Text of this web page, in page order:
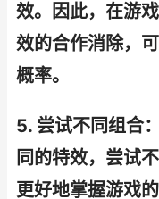
效。因此，在游
效的合作消除，
概率。
5. 尝试不同组合
同的特效，尝试
更好地掌握游戏